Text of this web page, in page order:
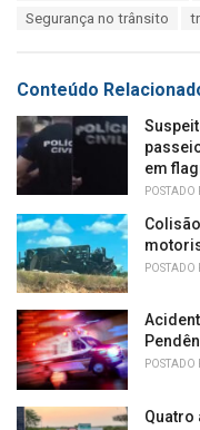
Segurança no trânsito
Conteúdo
em
POSTADO
POSTADO
POSTADO
Quatro